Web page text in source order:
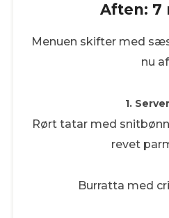
Aften: 7
Menuen skifter med
nu
1.
Rørt tatar med
revet
Burratta med